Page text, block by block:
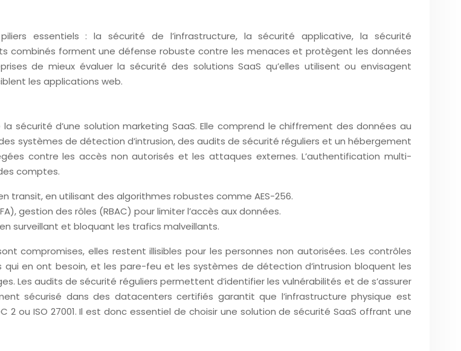
essentiels : la sécurité de l’infrastructure, la sécurité applicative, la sécurité
combinés forment une défense robuste contre les menaces et protègent les données
de mieux évaluer la sécurité des solutions SaaS qu’elles utilisent ou envisagent
les applications web.
sécurité d’une solution marketing SaaS. Elle comprend le chiffrement des données au
systèmes de détection d’intrusion, des audits de sécurité réguliers et un hébergement
contre les accès non autorisés et les attaques externes. L’authentification multi-
comptes.
transit, en utilisant des algorithmes robustes comme AES-256.
gestion des rôles (RBAC) pour limiter l’accès aux données.
surveillant et bloquant les trafics malveillants.
compromises, elles restent illisibles pour les personnes non autorisées. Les contrôles
qui en ont besoin, et les pare-feu et les systèmes de détection d’intrusion bloquent les
Les audits de sécurité réguliers permettent d’identifier les vulnérabilités et de s’assurer
sécurisé dans des datacenters certifiés garantit que l’infrastructure physique est
ou ISO 27001. Il est donc essentiel de choisir une solution de sécurité SaaS offrant une